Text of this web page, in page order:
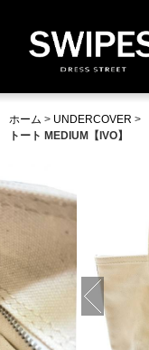
ホーム > UNDERCOVER >
トート MEDIUM【IVO】